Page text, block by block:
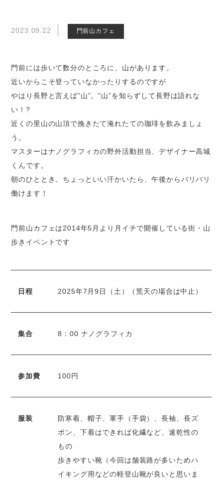
2023.09.22 門前山カフェ
門前には歩いて数分のところに、山があります。
近いからこそ登っていなかったりするのですが
やはり長野と言えば”山”。”山”を知らずして長野は語れな
い！?
近くの里山の山頂で挽きたて淹れたての珈琲を飲みましょ
う。
マスターはナノグラフィカの野外活動担当、デザイナー高城
くんです。
朝のひととき、ちょっといい汗かいたら、午後からバリバリ
働けます！
門前山カフェは2014年5月より月イチで開催している街・山
歩きイベントです
日程 2025年7月9日（土）（荒天の場合は中止）
集合 8：00 ナノグラフィカ
参加費 100円
服装
防寒着、帽子、軍手（手袋）、長袖、長ズ
ボン、下着はできれば化繊など、速乾性の
もの
歩きやすい靴（今回は舗装路が多いためハ
イキング用などの軽登山靴が良いと思いま